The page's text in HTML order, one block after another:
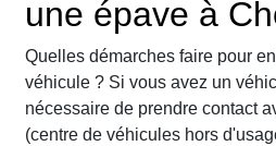
une épave à
Quelles démarches faire pour
véhicule ? Si vous avez un
nécessaire de prendre contact
(centre de véhicules hors